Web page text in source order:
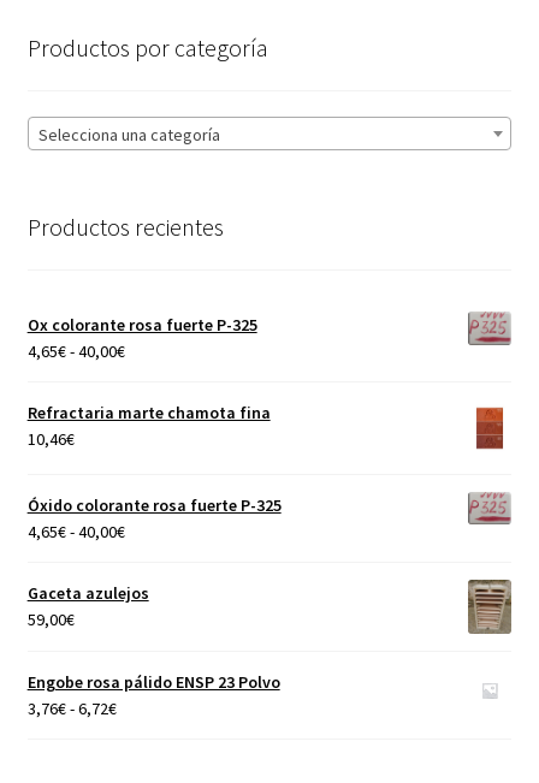
Productos por categoría
Selecciona una categoría
Productos recientes
Ox colorante rosa fuerte P-325
4,65€-40,00€Rango
precios:
40,00€
Refractaria marte chamota fina
10,46€
Óxido colorante rosa fuerte P-325
4,65€-40,00€Rango
precios:
desde
40,00€
Gaceta azulejos
59,00€
Engobe rosa pálido ENSP 23 Polvo
3,76€-6,72€Rango